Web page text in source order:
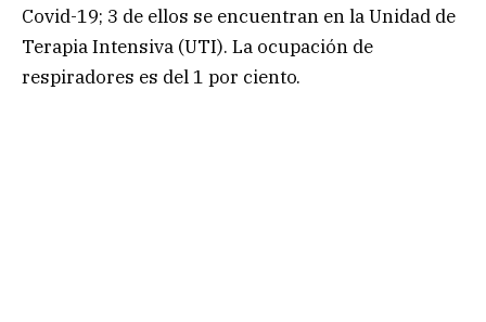
Covid-19; 3 de ellos se encuentran en la Unidad de
Terapia Intensiva (UTI). La ocupación de
respiradores es del 1 por ciento.